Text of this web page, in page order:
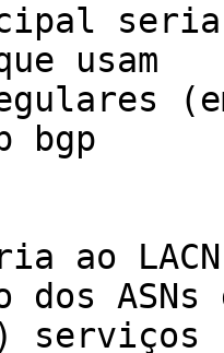
seria
usam
bgp
ao
dos ASNs
serviços